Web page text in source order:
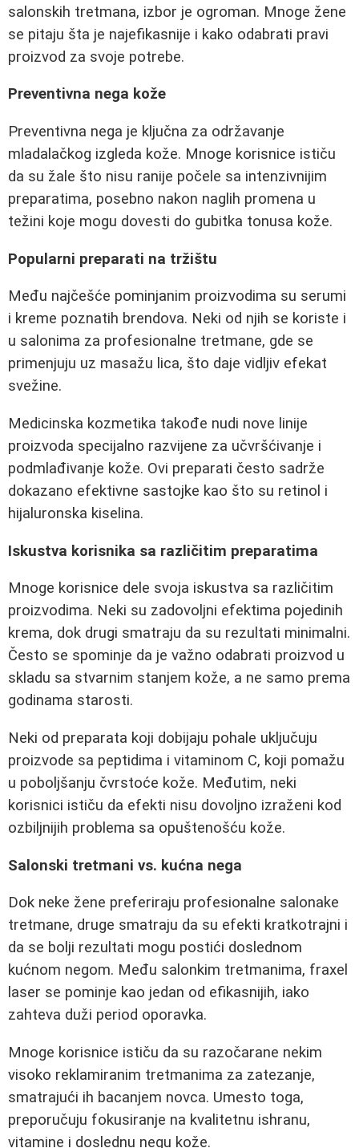
salonskih tretmana, izbor je ogroman. Mnoge žene
se pitaju šta je najefikasnije i kako odabrati pravi
proizvod za svoje potrebe.
Preventivna nega kože
Preventivna nega je ključna za održavanje
mladalačkog izgleda kože. Mnoge korisnice ističu
da su žale što nisu ranije počele sa intenzivnijim
preparatima, posebno nakon naglih promena u
težini koje mogu dovesti do gubitka tonusa kože.
Popularni preparati na tržištu
Među najčešće pominjanim proizvodima su serumi
i kreme poznatih brendova. Neki od njih se koriste i
u salonima za profesionalne tretmane, gde se
primenjuju uz masažu lica, što daje vidljiv efekat
svežine.
Medicinska kozmetika takođe nudi nove linije
proizvoda specijalno razvijene za učvršćivanje i
podmlađivanje kože. Ovi preparati često sadrže
dokazano efektivne sastojke kao što su retinol i
hijaluronska kiselina.
Iskustva korisnika sa različitim preparatima
Mnoge korisnice dele svoja iskustva sa različitim
proizvodima. Neki su zadovoljni efektima pojedinih
krema, dok drugi smatraju da su rezultati minimalni.
Često se spominje da je važno odabrati proizvod u
skladu sa stvarnim stanjem kože, a ne samo prema
godinama starosti.
Neki od preparata koji dobijaju pohale uključuju
proizvode sa peptidima i vitaminom C, koji pomažu
u poboljšanju čvrstoće kože. Međutim, neki
korisnici ističu da efekti nisu dovoljno izraženi kod
ozbiljnijih problema sa opuštenošću kože.
Salonski tretmani vs. kućna nega
Dok neke žene preferiraju profesionalne salonake
tretmane, druge smatraju da su efekti kratkotrajni i
da se bolji rezultati mogu postići doslednom
kućnom negom. Među salonkim tretmanima, fraxel
laser se pominje kao jedan od efikasnijih, iako
zahteva duži period oporavka.
Mnoge korisnice ističu da su razočarane nekim
visoko reklamiranim tretmanima za zatezanje,
smatrajući ih bacanjem novca. Umesto toga,
preporučuju fokusiranje na kvalitetnu ishranu,
vitamine i doslednu negu kože.